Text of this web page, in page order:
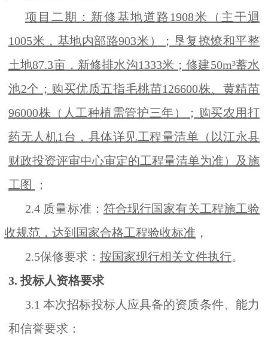
项目二期：新修基地道路1908米（主干迴
1005米，基地内部路903米）；垦复撩燎和平整
土地87.3亩，新修排水沟1333米；修建50m³蓄水
池2个；购买优质五指毛桃苗126600株、黄精苗
96000株（人工种植需管护三年）；购买农用打
药无人机1台， 具体详见工程量清单（以江永县
财政投资评审中心审定的工程量清单为准）及施
工图
；
2.4 质量标准： 符合现行国家有关工程施工验
收规范，达到国家合格工程验收标准 ，
2.5保修要求： 按国家现行相关文件执行。
3. 投标人资格要求
3.1 本次招标投标人应具备的资质条件、能力
和信誉要求：